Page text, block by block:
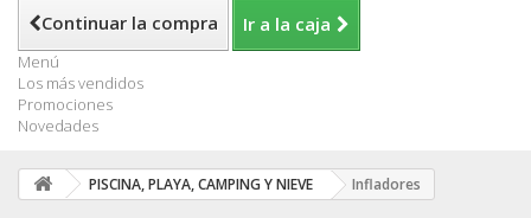
Continuar la compra Ir a la caja
Menú
Los más vendidos
Promociones
Novedades
PISCINA, PLAYA, CAMPING Y NIEVE Infladores